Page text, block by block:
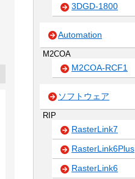
3DGD-1800
Automation
M2COA
M2COA-RCF1
ソフトウェア
RIP
RasterLink7
RasterLink6Plus
RasterLink6